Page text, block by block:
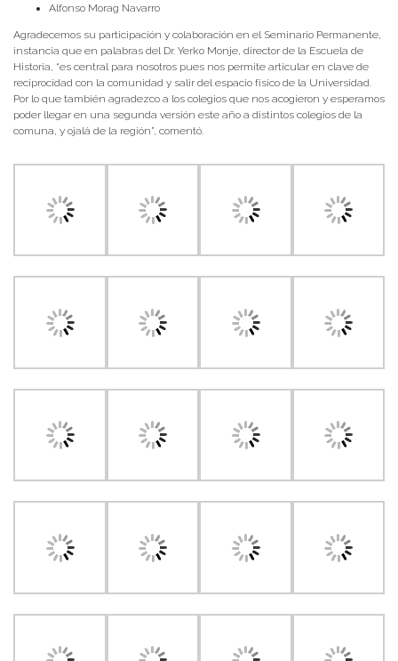
Alfonso Morag Navarro
Agradecemos su participación y colaboración en el Seminario Permanente,
instancia que en palabras del Dr. Yerko Monje, director de la Escuela de
Historia, “es central para nosotros pues nos permite articular en clave de
reciprocidad con la comunidad y salir del espacio físico de la Universidad.
Por lo que también agradezco a los colegios que nos acogieron y esperamos
poder llegar en una segunda versión este año a distintos colegios de la
comuna, y ojalá de la región”, comentó.